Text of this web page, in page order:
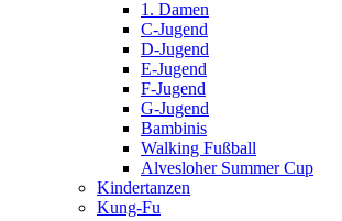
1. Damen
C-Jugend
D-Jugend
E-Jugend
F-Jugend
G-Jugend
Bambinis
Walking Fußball
Alvesloher Summer Cup
Kindertanzen
Kung-Fu